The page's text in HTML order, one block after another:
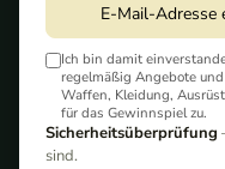
Ich bin damit
regelmäßig Angebote
Waffen, Kleidung,
für das Gewinnspiel zu.
Sicherheitsüberprüfung
sind.
-17%